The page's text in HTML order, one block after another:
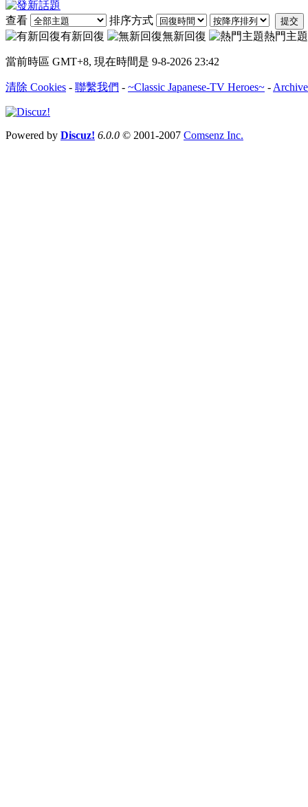
查看 排序方式 提交
有新回復 無新回復 熱門主題
當前時區 GMT+8, 現在時間是 9-8-2026 23:42
清除 Cookies - 聯繫我們 - ~Classic Japanese-TV Heroes~ -
Powered by Discuz! 6.0.0 © 2001-2007 Comsenz Inc.